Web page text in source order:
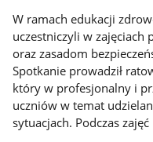
W ramach edukacji
uczestniczyli w zajęciach
oraz zasadom
Spotkanie prowadził
który w profesjonalny i
uczniów w temat
sytuacjach. Podczas